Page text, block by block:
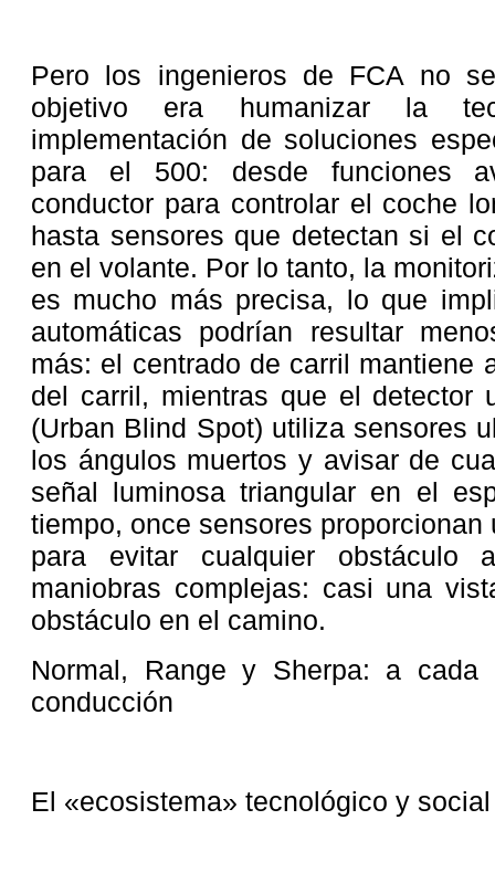
Pero los ingenieros de FCA no
objetivo era humanizar la
implementación de soluciones
para el 500: desde funciones
conductor para controlar el coche
hasta sensores que detectan si el
en el volante. Por lo tanto, la
es mucho más precisa, lo que
automáticas podrían resultar
más: el centrado de carril mantiene
del carril, mientras que el detector
(Urban Blind Spot) utiliza sensores
los ángulos muertos y avisar de
señal luminosa triangular en el
tiempo, once sensores proporcionan
para evitar cualquier obstáculo
maniobras complejas: casi una
obstáculo en el camino.
Normal, Range y Sherpa: a
conducción
El «ecosistema» tecnológico y